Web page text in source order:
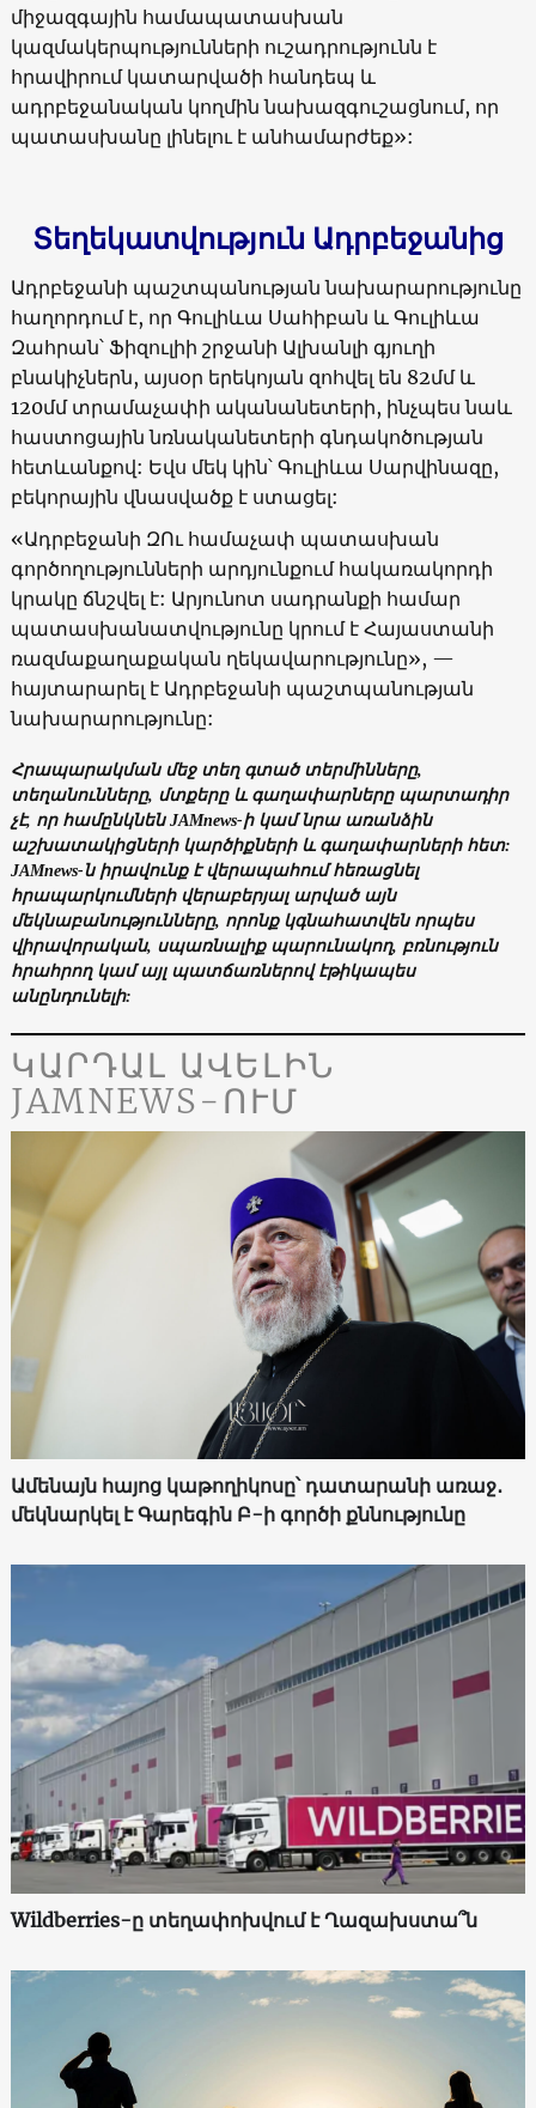
միջազգային համապատասխան
կազմակերպությունների ուշադրությունն է
հրավիրում կատարվածի հանդեպ և
ադրբեջանական կողմին նախազգուշացնում, որ
պատասխանը լինելու է անհամարժեք»:
Տեղեկատվություն Ադրբեջանից
Ադրբեջանի պաշտպանության նախարարությունը
հաղորդում է, որ Գուլիևա Սահիբան և Գուլիևա
Զահրան՝ Ֆիզուլիի շրջանի Ալխանլի գյուղի
բնակիչներն, այսօր երեկոյան զոհվել են 82մմ և
120մմ տրամաչափի ականանետերի, ինչպես նաև
հաստոցային նռնականետերի գնդակոծության
հետևանքով: Եվս մեկ կին՝ Գուլիևա Սարվինազը,
բեկորային վնասվածք է ստացել:
«Ադրբեջանի ԶՈւ համաչափ պատասխան
գործողությունների արդյունքում հակառակորդի
կրակը ճնշվել է: Արյունոտ սադրանքի համար
պատասխանատվությունը կրում է Հայաստանի
ռազմաքաղաքական ղեկավարությունը», —
հայտարարել է Ադրբեջանի պաշտպանության
նախարարությունը:
Հրապարակման մեջ տեղ գտած տերմինները,
տեղանունները, մտքերը և գաղափարները պարտադիր
չէ, որ համընկնեն JAMnews-ի կամ նրա առանձին
աշխատակիցների կարծիքների և գաղափարների հետ:
JAMnews-ն իրավունք է վերապահում հեռացնել
հրապարկումների վերաբերյալ արված այն
մեկնաբանությունները, որոնք կգնահատվեն որպես
վիրավորական, սպառնալիք պարունակող, բռնություն
հրահրող կամ այլ պատճառներով էթիկապես
անընդունելի:
ԿԱՐԴԱԼ ԱՎԵԼԻՆ
JAMNEWS-ՈՒՄ
Ամենայն հայոց կաթողիկոսը՝ դատարանի առաջ․
մեկնարկել է Գարեգին Բ-ի գործի քննությունը
Wildberries-ը տեղափոխվում է Ղազախստա՞ն